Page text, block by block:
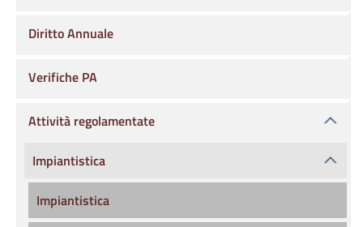
Diritto Annuale
Verifiche PA
Attività regolamentate
Impiantistica
Impiantistica